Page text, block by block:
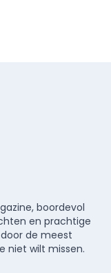
boordevol
en prachtige
de meest
niet wilt missen.